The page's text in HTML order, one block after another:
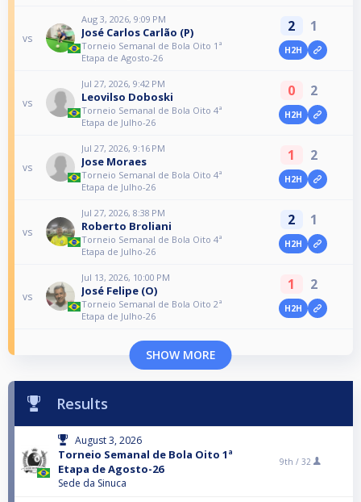
vs
Aug 3, 2026, 9:09 PM
José Carlos Carlão (P)
Torneio Semanal de Bola Oito 1ª
Etapa de Agosto-26
2 1
H2H
vs
Jul 27, 2026, 9:42 PM
Leovilso Doboski
Torneio Semanal de Bola Oito 4ª
Etapa de Julho-26
0 2
H2H
vs
Jul 27, 2026, 9:16 PM
Jose Moraes
Torneio Semanal de Bola Oito 4ª
Etapa de Julho-26
1 2
H2H
vs
Jul 27, 2026, 8:38 PM
Roberto Broliani
Torneio Semanal de Bola Oito 4ª
Etapa de Julho-26
2 1
H2H
vs
Jul 13, 2026, 10:00 PM
José Felipe (O)
Torneio Semanal de Bola Oito 2ª
Etapa de Julho-26
1 2
H2H
SHOW MORE
Results
August 3, 2026
Torneio Semanal de Bola Oito 1ª
Etapa de Agosto-26
Sede da Sinuca
9th / 32